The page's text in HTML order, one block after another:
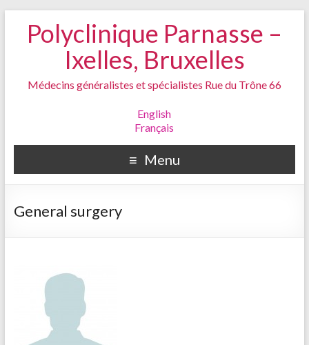
Polyclinique Parnasse –
Ixelles, Bruxelles
Médecins généralistes et spécialistes Rue du Trône 66
English
Français
Menu
General surgery